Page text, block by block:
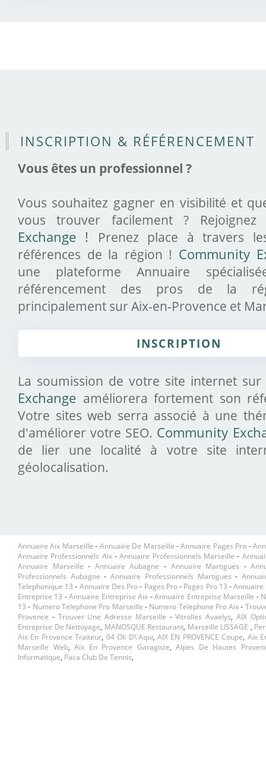
INSCRIPTION & RÉFÉRENCEMENT
Vous êtes un professionnel ?
Vous souhaitez gagner en visibilité et
vous trouver facilement ?
Exchange ! Prenez place à travers
références de la région ! Community
une plateforme Annuaire
référencement des pros de la
principalement sur Aix-en-Provence et
INSCRIPTION
La soumission de votre site internet sur
Exchange améliorera fortement son
Votre sites web serra associé à une
d'améliorer votre SEO. Community
de lier une localité à votre site
géolocalisation.
Annuaire Aix Marseille - Annuaire De Marseille -Annuaire Pages Pro -
Annuaire Professionnels Aix -Annuaire Professionnels Marseille -
Annuaire Marseille - Annuaire Aubagne - Annuaire Martigues -
Professionnels Aubagne -Annuaire Professionnels Martigues -
Telephonique 13 - Annuaire Des Pro- Pages Pro- Pages Pro 13 -Annuaire
Entreprise 13 -Annuaire Entreprise Aix -Annuaire Entreprise Marseille -
13 - Numero Telephone Pro Marseille - Numero Telephone Pro Aix-
Provence - Trouver Une Adresse Marseille -Vitrolles Avaelys, AIX
Entreprise De Nettoyage, MANOSQUE Restaurant, Marseille LISSAGE ,
Aix En Provence Traiteur, 04 Oli D\'aqui,AIX EN PROVENCE Coupe, Aix
Marseille Web,Aix En Provence Garagiste,Alpes De Hautes
Informatique, Paca Club De Tennis,